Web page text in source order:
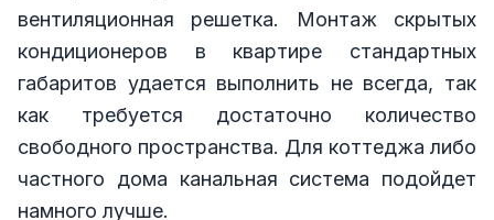
вентиляционная решетка. Монтаж скрытых
кондиционеров в квартире стандартных
габаритов удается выполнить не всегда, так
как требуется достаточно количество
свободного пространства. Для коттеджа либо
частного дома канальная система подойдет
намного лучше.